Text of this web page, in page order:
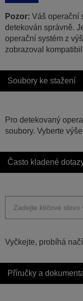
Pozor: Váš operační
detekován správně.
operační systém z
zobrazoval
Soubory ke stažení
Pro detekovaný
soubory. Vyberte
Často kladené
Vyčkejte, probíhá
Příručky a